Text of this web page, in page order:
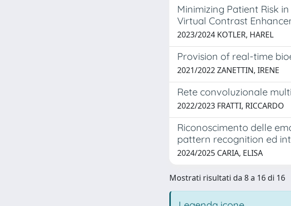
Minimizing Patient Risk
Virtual Contrast
2023/2024 KOTLER, HAREL
Provision of real-time
2021/2022 ZANETTIN, IRENE
Rete convoluzionale
2022/2023 FRATTI, RICCARDO
Riconoscimento delle
pattern recognition ed
2024/2025 CARIA, ELISA
Mostrati risultati da 8 a 16 di 16